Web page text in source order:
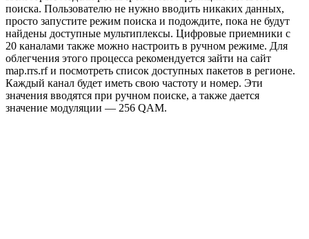
поиска. Пользователю не нужно вводить никаких данных,
просто запустите режим поиска и подождите, пока не будут
найдены доступные мультиплексы. Цифровые приемники с
20 каналами также можно настроить в ручном режиме. Для
облегчения этого процесса рекомендуется зайти на сайт
map.rrs.rf и посмотреть список доступных пакетов в регионе.
Каждый канал будет иметь свою частоту и номер. Эти
значения вводятся при ручном поиске, а также дается
значение модуляции — 256 QAM.